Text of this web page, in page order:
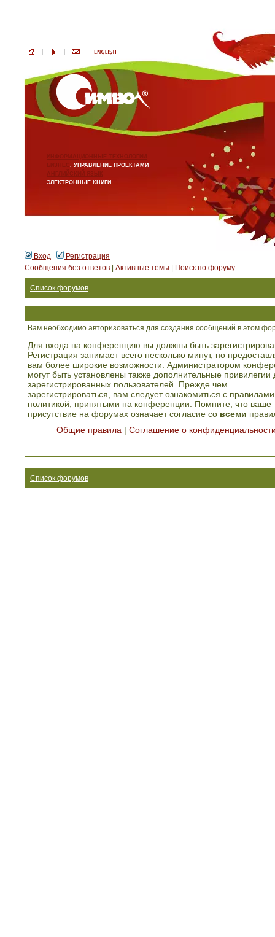
ИНФОРМАЦИОННЫЕ ТЕХНОЛОГИИ
БИЗНЕС, УПРАВЛЕНИЕ ПРОЕКТАМИ
АНГЛИЙСКИЙ ЯЗЫК
ЭЛЕКТРОННЫЕ КНИГИ
Вход
Регистрация
Сообщения без ответов
Активные темы Поиск по форуму
Список форумов
Вам необходимо авторизоваться для создания сообщений в этом
Для входа на конференцию вы должны быть
Регистрация занимает всего несколько минут, но
вам более широкие возможности. Администратором
могут быть установлены также дополнительные привилегии
зарегистрированных пользователей. Прежде чем
зарегистрироваться, вам следует ознакомиться с
политикой, принятыми на конференции. Помните, что ваше
присутствие на форумах означает согласие со всеми
Общие правила
Соглашение о
Список форумов